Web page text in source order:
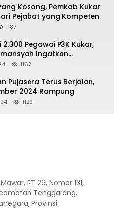
Kosong, Pemkab Kukar
Pejabat yang Kompeten
1187
Pegawai P3K Kukar,
Ingatkan
Baru
1162
Pujasera Terus Berjalan,
2024 Rampung
1129
RT 29, Nomor 131,
Tenggarong,
Provinsi